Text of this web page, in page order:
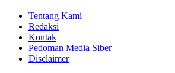
Tentang Kami
Redaksi
Kontak
Pedoman Media Siber
Disclaimer